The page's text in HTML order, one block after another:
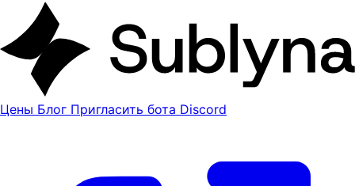
Цены Блог Пригласить бота Discord